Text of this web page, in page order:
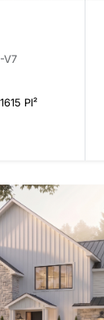
V7
1615 PI²